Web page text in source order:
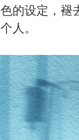
的设定，褪
人。